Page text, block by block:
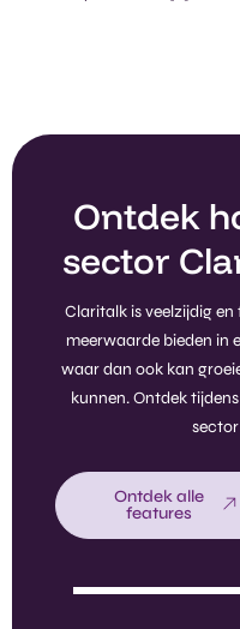
Ontdek
sector
Claritalk is veelzijdig
meerwaarde bieden in
waar dan ook kan
kunnen. Ontdek
Ontdek alle
features